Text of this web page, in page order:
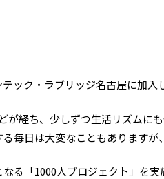
ック・ラブリッジ名古屋に加入
が経ち、少しずつ生活リズムにも
毎日は大変なこともありますが
る「1000人プロジェクト」を実